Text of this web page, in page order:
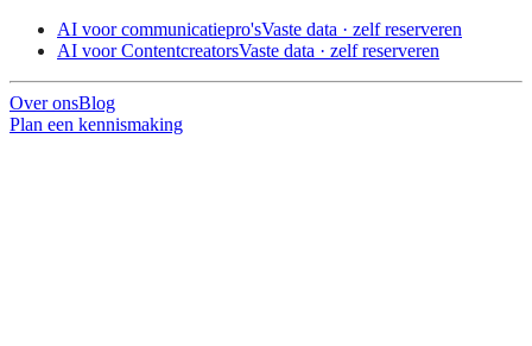
AI voor communicatiepro'sVaste data · zelf reserveren
AI voor ContentcreatorsVaste data · zelf reserveren
Over onsBlog
Plan een kennismaking